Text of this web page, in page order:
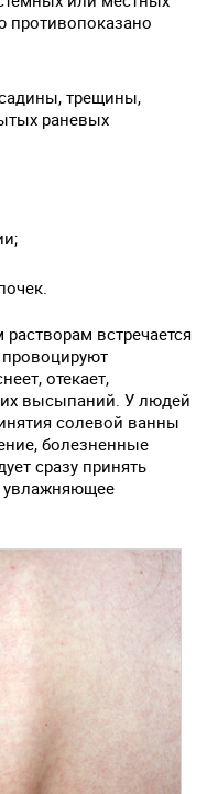
противопоказано
трещины,
раневых
встречается
отекает,
высыпаний. У людей
солевой ванны
болезненные
сразу принять
увлажняющее